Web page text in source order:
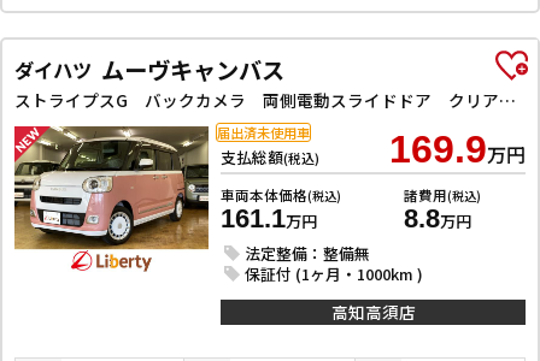
ダイハツ ムーヴキャンバス
ストライプスG バックカメラ 両側電動スライドドア クリアランスソナー 衝突被害軽減システム オートライト LEDヘッドランプ スマートキー アイドリングストップ 電動格納ミラー シートヒーター ベンチシート CVT
支払総額(税込) 169.9万円
車両本体価格(税込)
161.1万円
諸費用(税込)
8.8万円
法定整備：整備無
保証付 (1ヶ月・1000km )
届出済未使用車
高知高須店